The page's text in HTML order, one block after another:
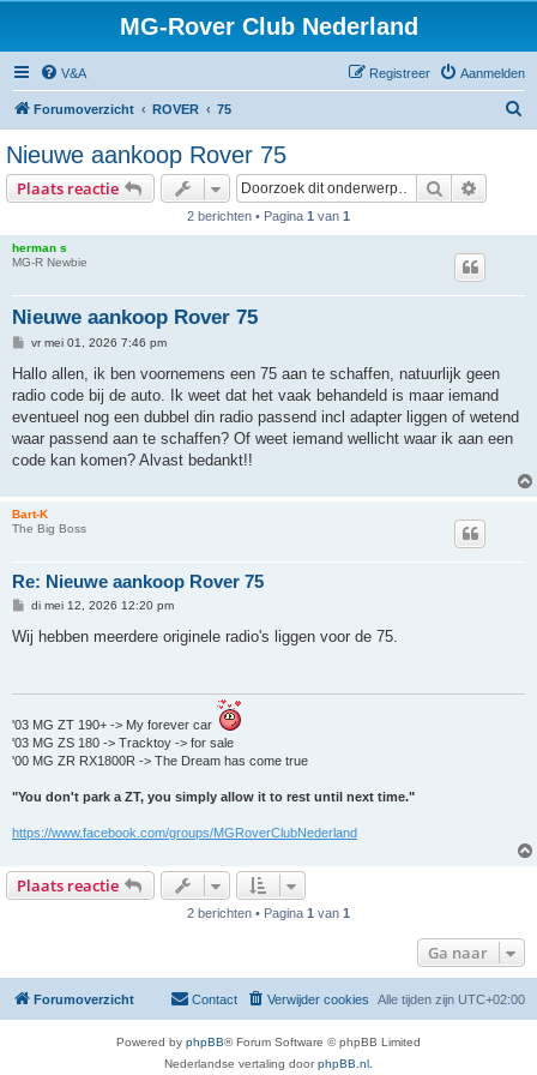
MG-Rover Club Nederland
V&A Aanmelden
Registreer
Forumoverzicht ROVER 75
Nieuwe aankoop Rover 75
Plaats reactie Zoek
2 berichten • Pagina 1 van 1
herman s
MG-R Newbie
Nieuwe aankoop Rover 75
B
r
c
h
vr mei 01, 2026 7:46 pm
Hallo allen, ik ben voornemens een 75 aan te schaffen, natuurlijk geen
radio code bij de auto. Ik weet dat het vaak behandeld is maar iemand
eventueel nog een dubbel din radio passend incl adapter liggen of wetend
waar passend aan te schaffen? Of weet iemand wellicht waar ik aan een
code kan komen? Alvast bedankt!!
Bart-K
The Big Boss
Re: Nieuwe aankoop Rover 75
B
r
di mei 12, 2026 12:20 pm
Wij hebben meerdere originele radio's liggen voor de 75.
'03 MG ZT 190+ -> My forever car
'03 MG ZS 180 -> Tracktoy -> for sale
'00 MG ZR RX1800R -> The Dream has come true
"You don't park a ZT, you simply allow it to rest until next time."
https://www.facebook.com/groups/MGRoverClubNederland
Plaats reactie
2 berichten • Pagina 1 van 1
Ga naar
Forumoverzicht Alle tijden zijn UTC+02:00
Verwijder cookies
Contact
Powered by phpBB® Forum Software © phpBB Limited
Nederlandse vertaling doorphpBB.nl.